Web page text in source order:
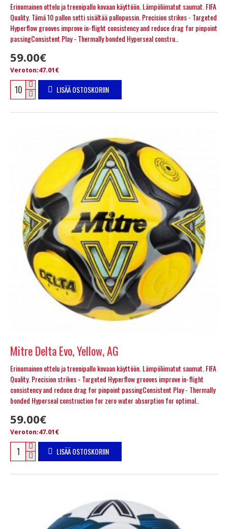
Erinomainen ottelu ja treenipallo kovaan käyttöön. Lämpöliimatut saumat. FIFA
Quality. Tämä 10 pallon setti sisältää pallopussin. Precision strikes - Targeted
Hyperflow grooves improve in-flight consistency and reduce drag for pinpoint
passingConsistent Play - Thermally bonded Hyperseal constru..
59.00€
Veroton:47.01€
LISÄÄ OSTOSKORIIN
Mitre Delta Evo, Yellow, AG
Erinomainen ottelu ja treenipallo kovaan käyttöön. Lämpöliimatut saumat. FIFA
Quality. Precision strikes - Targeted Hyperflow grooves improve in-flight
consistency and reduce drag for pinpoint passingConsistent Play - Thermally
bonded Hyperseal construction for zero water absorption for optimal..
59.00€
Veroton:47.01€
LISÄÄ OSTOSKORIIN